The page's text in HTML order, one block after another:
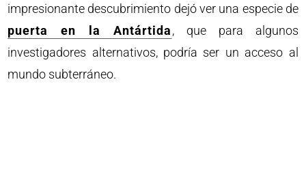
impresionante descubrimiento dejó ver una especie de
puerta en la Antártida, que para algunos
investigadores alternativos, podría ser un acceso al
mundo subterráneo.